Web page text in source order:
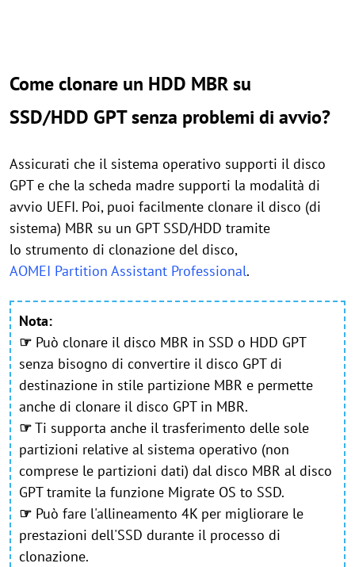
Come clonare un HDD MBR su
SSD/HDD GPT senza problemi di avvio?
Assicurati che il sistema operativo supporti il disco
GPT e che la scheda madre supporti la modalità di
avvio UEFI. Poi, puoi facilmente clonare il disco (di
sistema) MBR su un GPT SSD/HDD tramite
lo strumento di clonazione del disco,
AOMEI Partition Assistant Professional.
Nota:
☞ Può clonare il disco MBR in SSD o HDD GPT
senza bisogno di convertire il disco GPT di
destinazione in stile partizione MBR e permette
anche di clonare il disco GPT in MBR.
☞Ti supporta anche il trasferimento delle sole
partizioni relative al sistema operativo (non
comprese le partizioni dati) dal disco MBR al disco
GPT tramite la funzione Migrate OS to SSD.
☞ Può fare l'allineamento 4K per migliorare le
prestazioni dell'SSD durante il processo di
clonazione.